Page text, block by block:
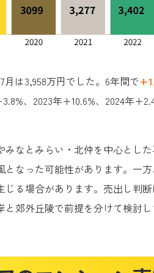
月は3,958万円でした。6年間で
、2023年+10.6%、2024年
なとみらい・北仲を中心とし
なった可能性があります。一
る場合があります。売出し判断
郊外丘陵で前提を分けて検討し